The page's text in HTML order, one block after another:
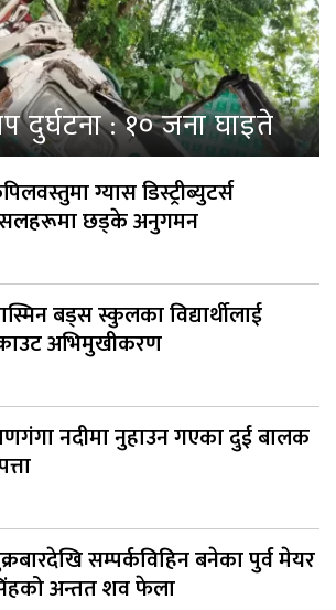
दुर्घटना : १० जना घाइते
ग्यास डिस्ट्रीब्युटर्स
छड्के अनुगमन
बड्स स्कुलका विद्यार्थीलाई
अभिमुखीकरण
नदीमा नुहाउन गएका दुई बालक
सम्पर्कविहिन बनेका पुर्व मेयर
अन्तत शव फेला